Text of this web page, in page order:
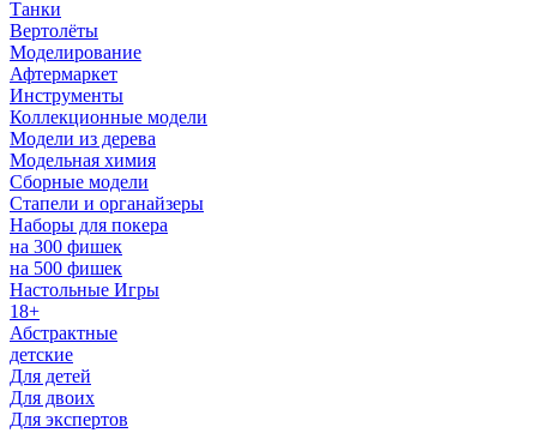
Танки
Вертолёты
Моделирование
Афтермаркет
Инструменты
Коллекционные модели
Модели из дерева
Модельная химия
Сборные модели
Стапели и органайзеры
Наборы для покера
на 300 фишек
на 500 фишек
Настольные Игры
18+
Абстрактные
детские
Для детей
Для двоих
Для экспертов